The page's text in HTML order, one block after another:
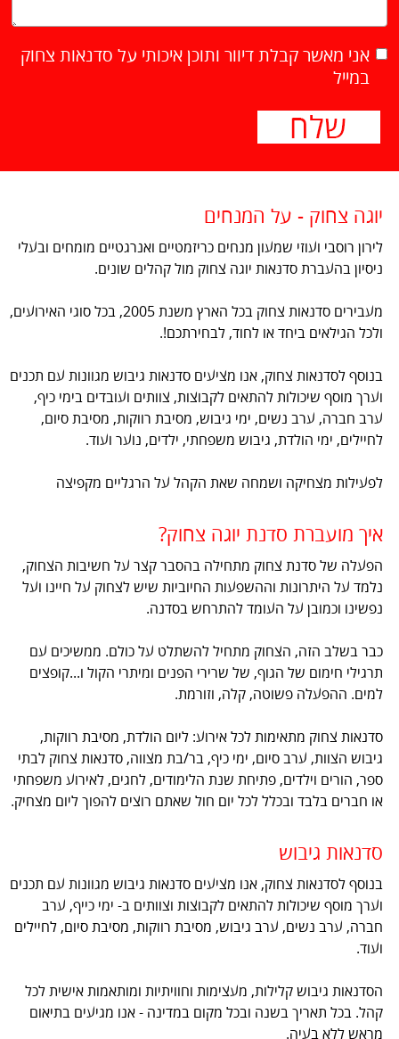
אני מאשר קבלת דיוור ותוכן איכותי על סדנאות צחוק
במייל
יוגה צחוק - על המנחים
לירון רוסבי ועוזי שמעון מנחים כריזמטיים ואנרגטיים מומחים ובעלי
ניסיון בהעברת סדנאות יוגה צחוק מול קהלים שונים.
מעבירים סדנאות צחוק בכל הארץ משנת 2005, בכל סוגי האירועים,
ולכל הגילאים ביחד או לחוד, לבחירתכם!.
בנוסף לסדנאות צחוק, אנו מציעים סדנאות גיבוש מגוונות עם תכנים
וערך מוסף שיכולות להתאים לקבוצות, צוותים ועובדים בימי כיף,
ערב חברה, ערב נשים, ימי גיבוש, מסיבת רווקות, מסיבת סיום,
לחיילים, ימי הולדת, גיבוש משפחתי, ילדים, נוער ועוד.
לפעילות מצחיקה ושמחה שאת הקהל על הרגליים מקפיצה
איך מועברת סדנת יוגה צחוק?
הפעלה של סדנת צחוק מתחילה בהסבר קצר על חשיבות הצחוק,
נלמד על היתרונות וההשפעות החיוביות שיש לצחוק על חיינו ועל
נפשינו וכמובן על העומד להתרחש בסדנה.
כבר בשלב הזה, הצחוק מתחיל להשתלט על כולם. ממשיכים עם
תרגילי חימום של הגוף, של שרירי הפנים ומיתרי הקול ו...קופצים
למים. ההפעלה פשוטה, קלה, וזורמת.
סדנאות צחוק מתאימות לכל אירוע: ליום הולדת, מסיבת רווקות,
גיבוש הצוות, ערב סיום, ימי כיף, בר/בת מצווה, סדנאות צחוק לבתי
ספר, הורים וילדים, פתיחת שנת הלימודים, לחגים, לאירוע משפחתי
או חברים בלבד ובכלל לכל יום חול שאתם רוצים להפוך ליום מצחיק.
סדנאות גיבוש
בנוסף לסדנאות צחוק, אנו מציעים סדנאות גיבוש מגוונות עם תכנים
וערך מוסף שיכולות להתאים לקבוצות וצוותים ב- ימי כייף, ערב
חברה, ערב נשים, ערב גיבוש, מסיבת רווקות, מסיבת סיום, לחיילים
ועוד.
הסדנאות גיבוש קלילות, מעצימות וחוויתיות ומותאמות אישית לכל
קהל. בכל תאריך בשנה ובכל מקום במדינה - אנו מגיעים בתיאום
מראש ללא בעיה.